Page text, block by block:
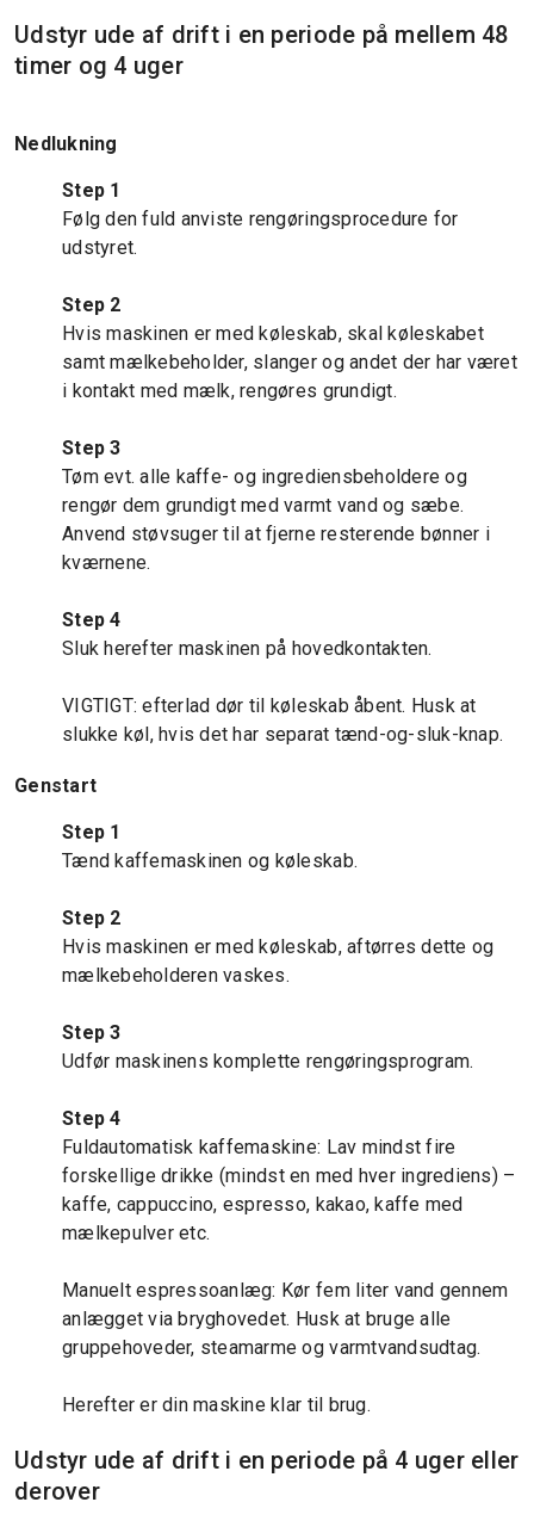
Udstyr ude af drift i en periode på mellem 48
timer og 4 uger
Nedlukning
Step 1
Følg den fuld anviste rengøringsprocedure for
udstyret.
Step 2
Hvis maskinen er med køleskab, skal køleskabet
samt mælkebeholder, slanger og andet der har været
i kontakt med mælk, rengøres grundigt.
Step 3
Tøm evt. alle kaffe- og ingrediensbeholdere og
rengør dem grundigt med varmt vand og sæbe.
Anvend støvsuger til at fjerne resterende bønner i
kværnene.
Step 4
Sluk herefter maskinen på hovedkontakten.
VIGTIGT: efterlad dør til køleskab åbent. Husk at
slukke køl, hvis det har separat tænd-og-sluk-knap.
Genstart
Step 1
Tænd kaffemaskinen og køleskab.
Step 2
Hvis maskinen er med køleskab, aftørres dette og
mælkebeholderen vaskes.
Step 3
Udfør maskinens komplette rengøringsprogram.
Step 4
Fuldautomatisk kaffemaskine: Lav mindst fire
forskellige drikke (mindst en med hver ingrediens) –
kaffe, cappuccino, espresso, kakao, kaffe med
mælkepulver etc.
Manuelt espressoanlæg: Kør fem liter vand gennem
anlægget via bryghovedet. Husk at bruge alle
gruppehoveder, steamarme og varmtvandsudtag.
Herefter er din maskine klar til brug.
Udstyr ude af drift i en periode på 4 uger eller
derover